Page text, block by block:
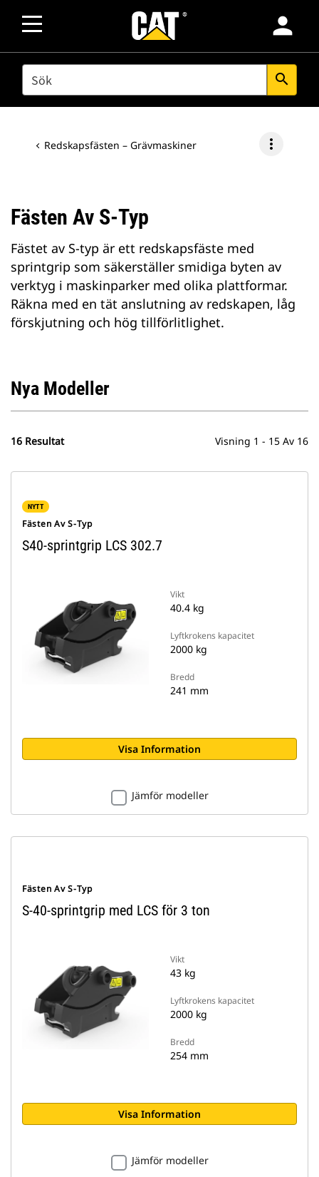
person
SEARCH search
Redskapsfästen – Grävmaskiner more_vert
Fästen Av S-Typ
Fästet av S-typ är ett redskapsfäste med
sprintgrip som säkerställer smidiga byten av
verktyg i maskinparker med olika plattformar.
Räkna med en tät anslutning av redskapen, låg
förskjutning och hög tillförlitlighet.
Nya Modeller
16 Resultat Visning 1 - 15 Av 16
NYTT
Fästen Av S-Typ
S40-sprintgrip LCS 302.7
Vikt
40.4 kg
Lyftkrokens kapacitet
2000 kg
Bredd
241 mm
Visa Information
Jämför modeller
Fästen Av S-Typ
S-40-sprintgrip med LCS för 3 ton
Vikt
43 kg
Lyftkrokens kapacitet
2000 kg
Bredd
254 mm
Visa Information
Jämför modeller